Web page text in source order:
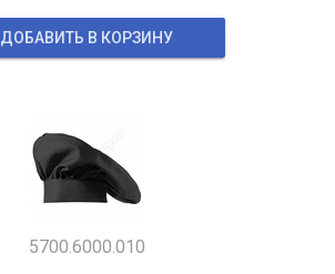
ДОБАВИТЬ В КОРЗИНУ
5700.6000.010